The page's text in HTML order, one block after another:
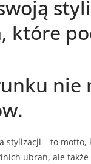
które
nie
stylizacji – to
ubrań, ale